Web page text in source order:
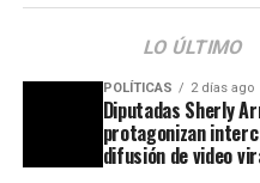
LO ÚLTIMO
POLÍTICAS 2 días ago
Diputadas Sherly
protagonizan
difusión de video